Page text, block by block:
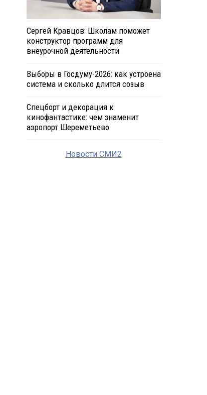
Сергей Кравцов: Школам поможет
конструктор программ для
внеурочной деятельности
Выборы в Госдуму-2026: как устроена
система и сколько длится созыв
Спецборт и декорация к
кинофантастике: чем знаменит
аэропорт Шереметьево
Новости СМИ2